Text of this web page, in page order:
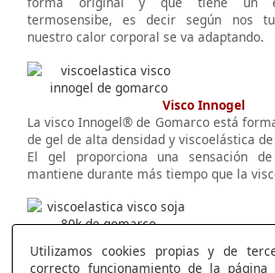
termosensibe, es decir según nos
nuestro calor corporal se va adaptando.
Visco Innogel
La visco Innogel® de Gomarco está
de gel de alta densidad y viscoelástica
El gel proporciona una sensación
mantiene durante más tiempo que la
La estructura de la visco de 80Kg
Utilizamos cookies propias y de
correcto funcionamiento de la